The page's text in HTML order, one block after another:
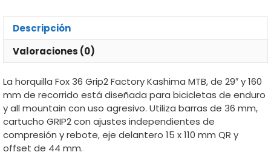
Descripción
Valoraciones (0)
La horquilla Fox 36 Grip2 Factory Kashima MTB, de 29″ y 160
mm de recorrido está diseñada para bicicletas de enduro
y all mountain con uso agresivo. Utiliza barras de 36 mm,
cartucho GRIP2 con ajustes independientes de
compresión y rebote, eje delantero 15 x 110 mm QR y
offset de 44 mm.